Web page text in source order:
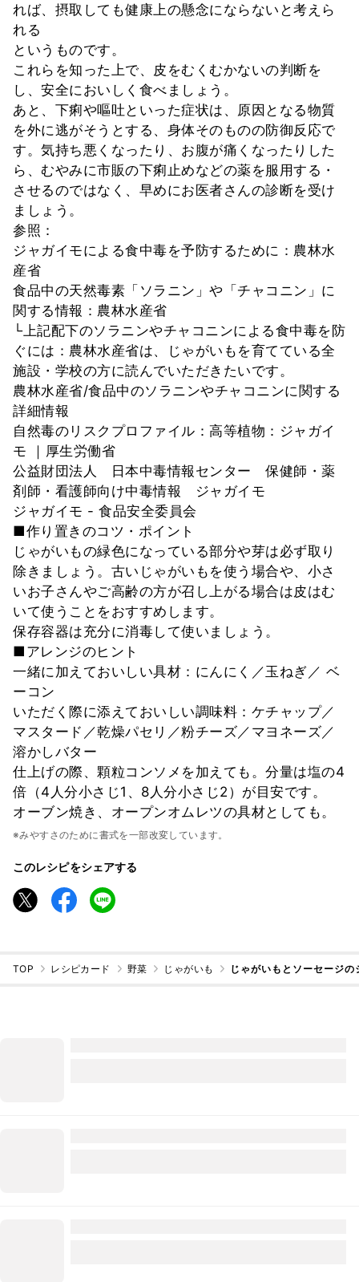
れば、摂取しても健康上の懸念にならないと考えら
れる
というものです。
これらを知った上で、皮をむくむかないの判断を
し、安全においしく食べましょう。
あと、下痢や嘔吐といった症状は、原因となる物質
を外に逃がそうとする、身体そのものの防御反応で
す。気持ち悪くなったり、お腹が痛くなったりした
ら、むやみに市販の下痢止めなどの薬を服用する・
させるのではなく、早めにお医者さんの診断を受け
ましょう。
参照：
ジャガイモによる食中毒を予防するために：農林水
産省
食品中の天然毒素「ソラニン」や「チャコニン」に
関する情報：農林水産省
└上記配下のソラニンやチャコニンによる食中毒を防
ぐには：農林水産省は、じゃがいもを育てている全
施設・学校の方に読んでいただきたいです。
農林水産省/食品中のソラニンやチャコニンに関する
詳細情報
自然毒のリスクプロファイル：高等植物：ジャガイ
モ ｜厚生労働省
公益財団法人 日本中毒情報センター 保健師・薬
剤師・看護師向け中毒情報 ジャガイモ
ジャガイモ - 食品安全委員会
■作り置きのコツ・ポイント
じゃがいもの緑色になっている部分や芽は必ず取り
除きましょう。古いじゃがいもを使う場合や、小さ
いお子さんやご高齢の方が召し上がる場合は皮はむ
いて使うことをおすすめします。
保存容器は充分に消毒して使いましょう。
■アレンジのヒント
一緒に加えておいしい具材：にんにく／玉ねぎ／ ベ
ーコン
いただく際に添えておいしい調味料：ケチャップ／
マスタード／乾燥パセリ／粉チーズ／マヨネーズ／
溶かしバター
仕上げの際、顆粒コンソメを加えても。分量は塩の4
倍（4人分小さじ1、8人分小さじ2）が目安です。
オーブン焼き、オープンオムレツの具材としても。
※みやすさのために書式を一部改変しています。
このレシピをシェアする
TOP レシピカード 野菜 じゃがいも じゃがいもとソーセージ